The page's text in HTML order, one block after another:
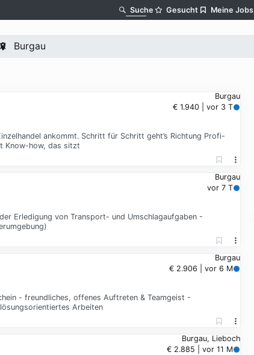
Suche Gesucht Meine Jobs
Burgau
€ 1.940 | vor 3 T
ankommt. Schritt für Schritt geht’s Richtung Profi-
Know-how, das sitzt
Burgau
vor 7 T
Erledigung von Transport- und Umschlagaufgaben -
Burgau
€ 2.906 | vor 6 M
- freundliches, offenes Auftreten & Teamgeist -
Arbeiten
Burgau, Lieboch
€ 2.885 | vor 11 M